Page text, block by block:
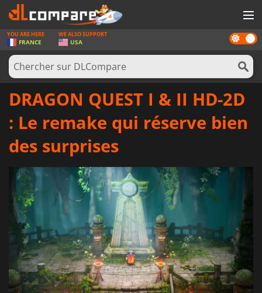
JEUX
CARTES PRÉPAYÉES
LOGICIELS
SE CONNECTER OU S'INSCRIRE
Dark
mode
YOU ARE HERE
FRANCE
WE ALSO SUPPORT
USA
DRAGON QUEST I & II HD-2D
: Le remake qui réserve bien
des surprises